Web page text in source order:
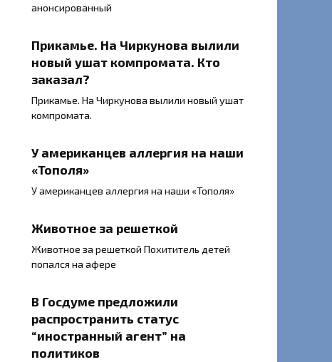
анонсированный
Прикамье. На Чиркунова вылили
новый ушат компромата. Кто
заказал?
Прикамье. На Чиркунова вылили новый ушат
компромата.
У американцев аллергия на наши
«Тополя»
У американцев аллергия на наши «Тополя»
Животное за решеткой
Животное за решеткой Похититель детей
попался на афере
В Госдуме предложили
распространить статус
“иностранный агент” на
политиков